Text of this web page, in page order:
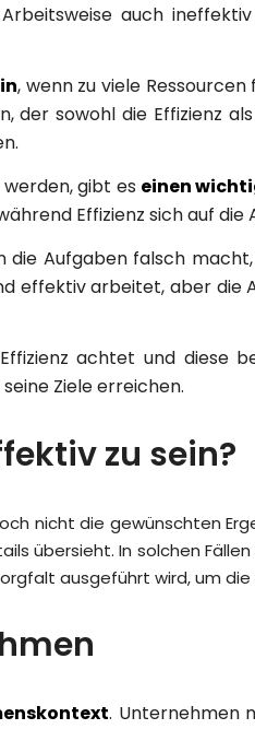
auch
, wenn zu viele
der sowohl die Effizienz
gibt es einen
Effizienz sich auf
die Aufgaben falsch
effektiv arbeitet, aber
achtet und diese
Ziele erreichen.
zu sein?
nicht die gewünschten
übersieht. In solchen
ausgeführt wird, um
. Unternehmen